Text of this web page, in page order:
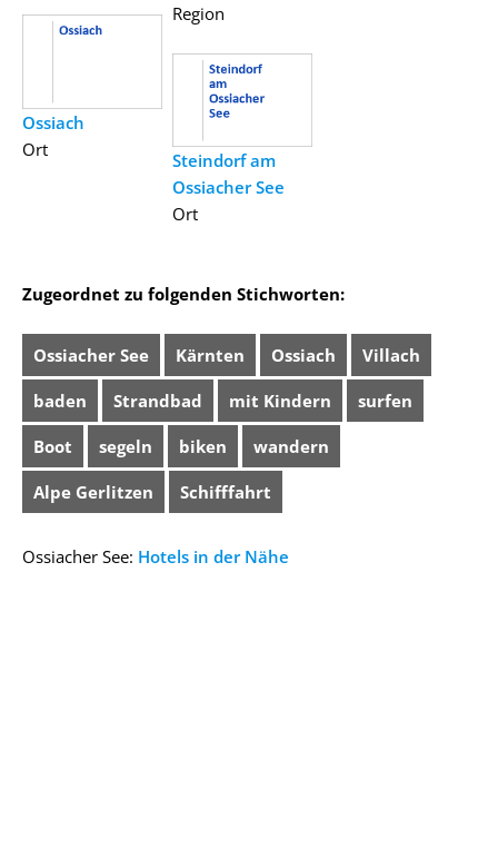
Ossiach
Ort
Region
Steindorf am
Ossiacher See
Ort
Zugeordnet zu folgenden Stichworten:
Ossiacher See Kärnten Ossiach Villach
baden Strandbad mit Kindern surfen
Boot segeln biken wandern
Alpe Gerlitzen Schifffahrt
Ossiacher See: Hotels in der Nähe